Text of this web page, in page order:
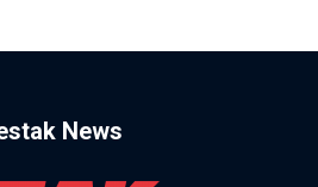
News